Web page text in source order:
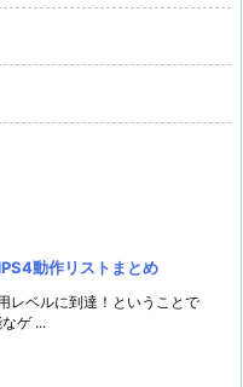
動作リストまとめ
レベルに到達！ということで
ゲ ...